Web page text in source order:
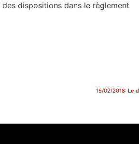
dispositions dans le règlement
15/02/2018: Le